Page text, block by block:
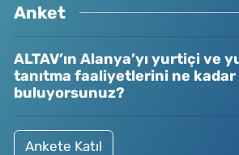
Anket
ALTAV’ın Alanya’yı yurtiçi ve
tanıtma faaliyetlerini ne
buluyorsunuz?
Ankete Katıl